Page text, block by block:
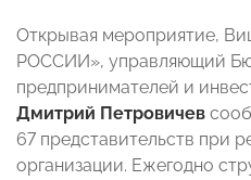
Открывая мероприятие,
РОССИИ», управляющий
предпринимателей и
Дмитрий Петровичев
67 представительств при
организации. Ежегодно